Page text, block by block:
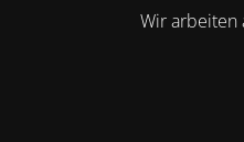
Wir arbeiten